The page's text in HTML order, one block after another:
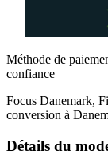
Méthode de
confiance
Focus Danemark,
conversion à
Détails du